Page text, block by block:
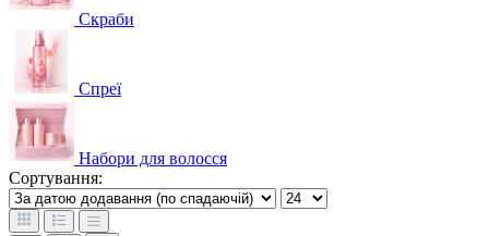
Скраби
Спреї
Набори для волосся
Сортування: